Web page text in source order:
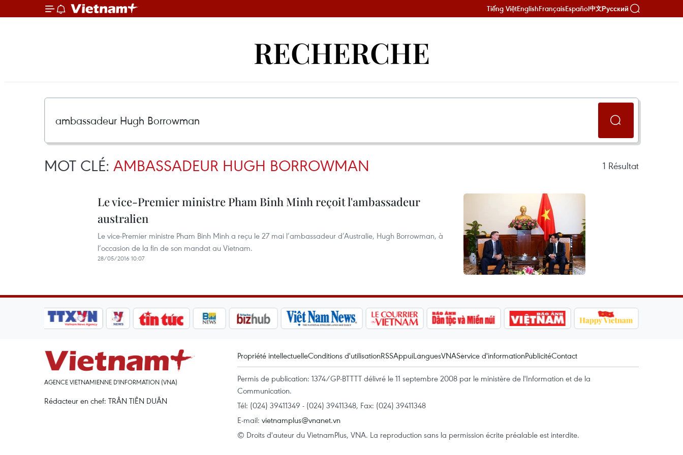
Tiếng ViệtEnglishFrançaisEspañol中文Русский
RECHERCHE
MOT CLÉ: AMBASSADEUR HUGH BORROWMAN 1 Résultat
Le vice-Premier ministre Pham Binh Minh reçoit l'ambassadeur
australien
Le vice-Premier ministre Pham Binh Minh a reçu le 27 mai l’ambassadeur d’Australie, Hugh Borrowman, à
l’occasion de la fin de son mandat au Vietnam.
28/05/2016 10:07
AGENCE VIETNAMIENNE D'INFORMATION (VNA)
Rédacteur en chef: TRÂN TIÊN DUÂN
Propriété intellectuelleConditions d'utilisationRSSAppuiLanguesVNAService d'informationPublicitéContact
Permis de publication: 1374/GP-BTTTT délivré le 11 septembre 2008 par le ministère de l'Information et de la
Communication.
Tél: (024) 39411349 - (024) 39411348, Fax: (024) 39411348
E-mail: vietnamplus@vnanet.vn
© Droits d'auteur du VietnamPlus, VNA. La reproduction sans la permission écrite préalable est interdite.